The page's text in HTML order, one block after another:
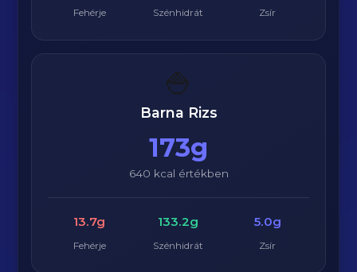
Fehérje Szénhidrát Zsír
🍚
Barna Rizs
173g
640 kcal értékben
13.7g
Fehérje
133.2g
Szénhidrát
5.0g
Zsír